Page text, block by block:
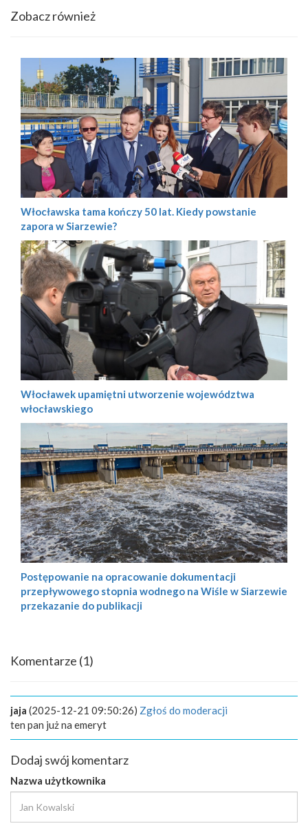
Zobacz również
Włocławska tama kończy 50 lat. Kiedy powstanie
zapora w Siarzewie?
Włocławek upamiętni utworzenie województwa
włocławskiego
Postępowanie na opracowanie dokumentacji
przepływowego stopnia wodnego na Wiśle w Siarzewie
przekazanie do publikacji
Komentarze (1)
jaja (2025-12-21 09:50:26) Zgłoś do moderacji
ten pan już na emeryt
Dodaj swój komentarz
Nazwa użytkownika